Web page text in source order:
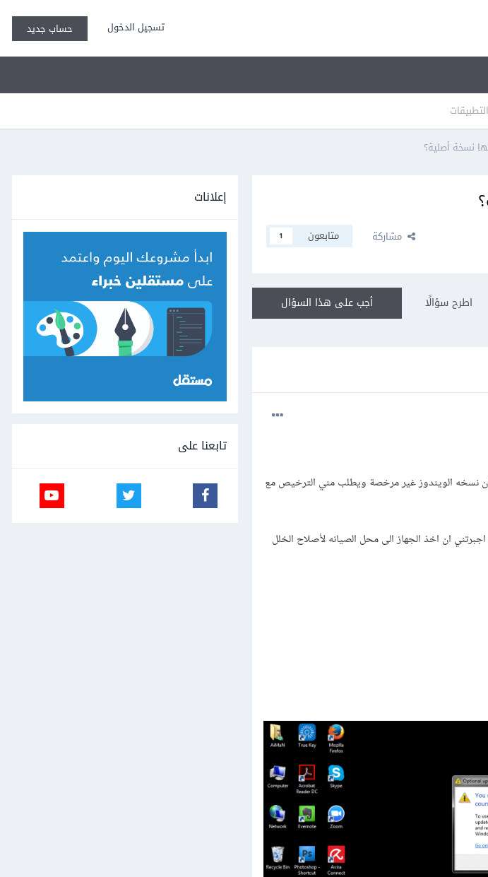
تسجيل الدخول حساب جديد
نسخة أصلية؟
مشاركة متابعون 1
أجب على هذا السؤال اطرح سؤالًا
نسخه الويندوز غير مرخصة ويطلب مني الترخيص مع
ان اخذ الجهاز الى محل الصيانه لأصلاح الخلل
إعلانات
تابعنا على